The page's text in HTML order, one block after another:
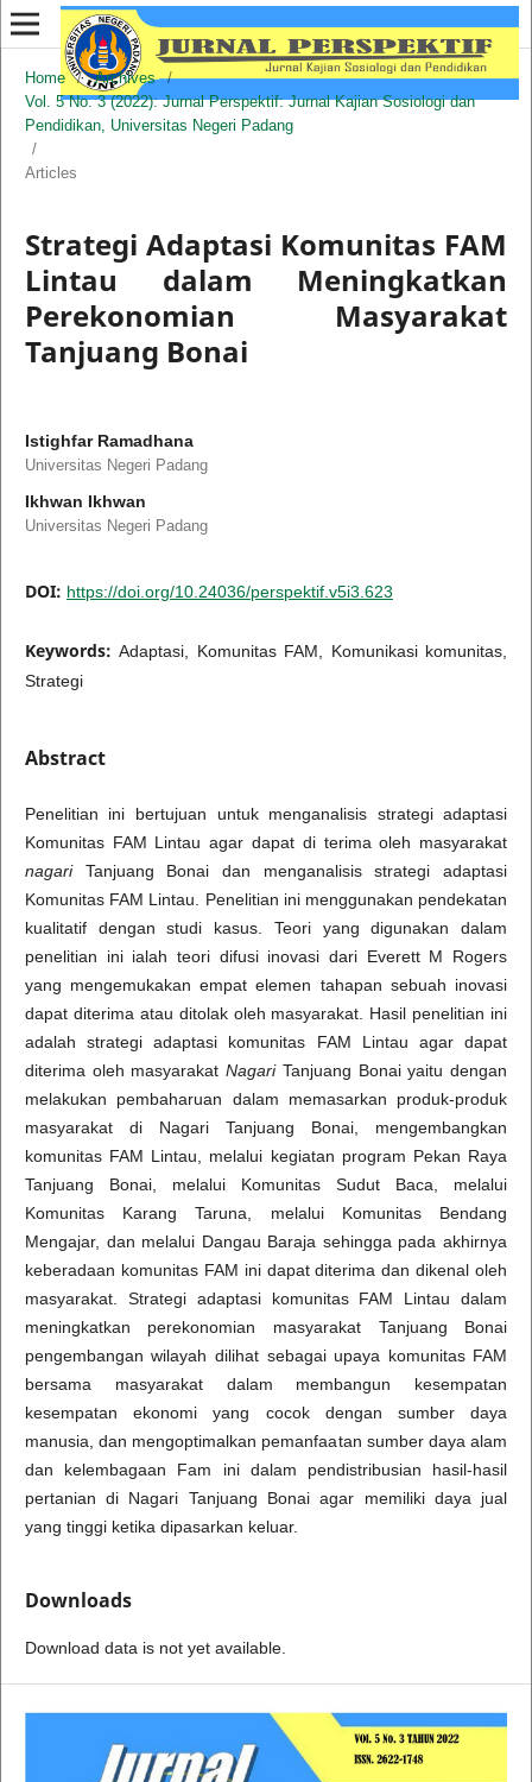
Home / Archives
/
Vol. 5 No. 3 (2022): Jurnal Perspektif: Jurnal Kajian Sosiologi dan
Pendidikan, Universitas Negeri Padang
/
Articles
Strategi Adaptasi Komunitas FAM
Lintau dalam Meningkatkan
Perekonomian Masyarakat
Tanjuang Bonai
Istighfar Ramadhana
Universitas Negeri Padang
Ikhwan Ikhwan
Universitas Negeri Padang
DOI: https://doi.org/10.24036/perspektif.v5i3.623
Keywords:Adaptasi, Komunitas FAM, Komunikasi komunitas,
Strategi
Abstract
Penelitian ini bertujuan untuk menganalisis strategi adaptasi
Komunitas FAM Lintau agar dapat di terima oleh masyarakat
nagari Tanjuang Bonai dan menganalisis strategi adaptasi
Komunitas FAM Lintau. Penelitian ini menggunakan pendekatan
kualitatif dengan studi kasus. Teori yang digunakan dalam
penelitian ini ialah teori difusi inovasi dari Everett M Rogers
yang mengemukakan empat elemen tahapan sebuah inovasi
dapat diterima atau ditolak oleh masyarakat. Hasil penelitian ini
adalah strategi adaptasi komunitas FAM Lintau agar dapat
diterima oleh masyarakatNagari Tanjuang Bonai yaitu dengan
melakukan pembaharuan dalam memasarkan produk-produk
masyarakat di Nagari Tanjuang Bonai, mengembangkan
komunitas FAM Lintau, melalui kegiatan program Pekan Raya
Tanjuang Bonai, melalui Komunitas Sudut Baca, melalui
Komunitas Karang Taruna, melalui Komunitas Bendang
Mengajar, dan melalui Dangau Baraja sehingga pada akhirnya
keberadaan komunitas FAM ini dapat diterima dan dikenal oleh
masyarakat. Strategi adaptasi komunitas FAM Lintau dalam
meningkatkan perekonomian masyarakat Tanjuang Bonai
pengembangan wilayah dilihat sebagai upaya komunitas FAM
bersama masyarakat dalam membangun kesempatan
kesempatan ekonomi yang cocok dengan sumber daya
manusia, dan mengoptimalkan pemanfaatan sumber daya alam
dan kelembagaan Fam ini dalam pendistribusian hasil-hasil
pertanian di Nagari Tanjuang Bonai agar memiliki daya jual
yang tinggi ketika dipasarkan keluar.
Downloads
Download data is not yet available.